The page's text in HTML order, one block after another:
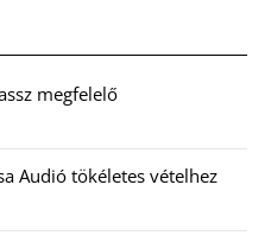
megfelelő
Audió tökéletes vételhez